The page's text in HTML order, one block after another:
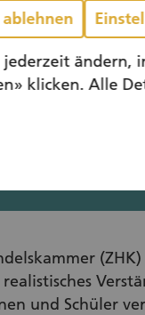
und Schüler
ändern,
klicken. Alle